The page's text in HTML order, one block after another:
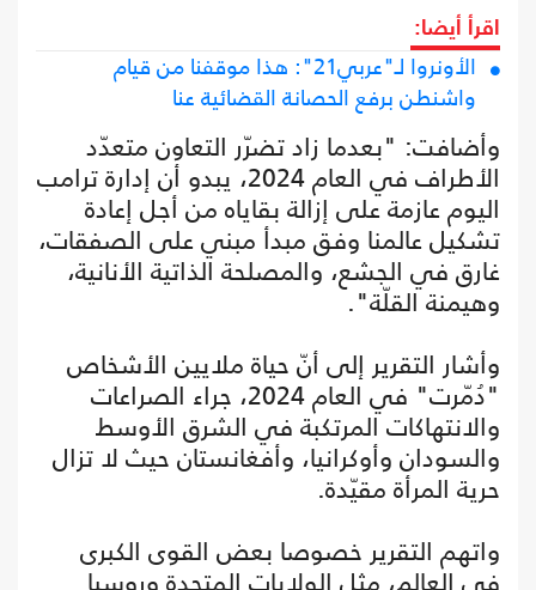
اقرأ أيضا:
الأونروا لـ"عربي21": هذا موقفنا من قيام
واشنطن برفع الحصانة القضائية عنا
وأضافت: "بعدما زاد تضرّر التعاون متعدّد
الأطراف في العام 2024، يبدو أن إدارة ترامب
اليوم عازمة على إزالة بقاياه من أجل إعادة
تشكيل عالمنا وفق مبدأ مبني على الصفقات،
غارق في الجشع، والمصلحة الذاتية الأنانية،
وهيمنة القلّة".
وأشار التقرير إلى أنّ حياة ملايين الأشخاص
"دُمّرت" في العام 2024، جراء الصراعات
والانتهاكات المرتكبة في الشرق الأوسط
والسودان وأوكرانيا، وأفغانستان حيث لا تزال
حرية المرأة مقيّدة.
واتهم التقرير خصوصا بعض القوى الكبرى
في العالم، مثل الولايات المتحدة وروسيا